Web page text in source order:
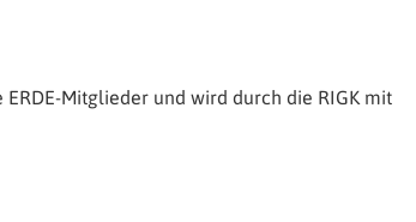
Mitglieder und wird durch die RIGK mit